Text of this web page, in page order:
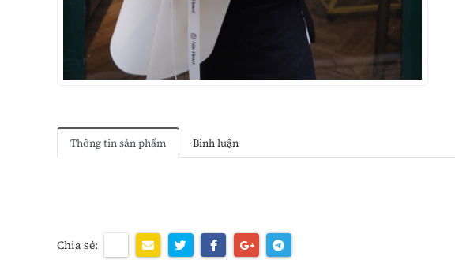
Thông tin sản phẩm Bình luận
Chia sẻ: